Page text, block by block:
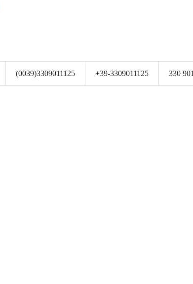
(0039)3309011125 +39-3309011125 330